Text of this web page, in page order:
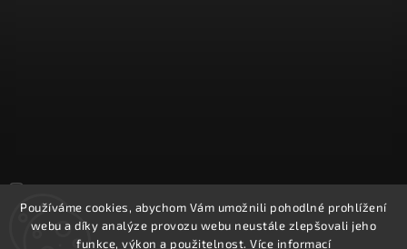
Používáme cookies, abychom Vám umožnili pohodlné prohlížení
webu a díky analýze provozu webu neustále zlepšovali jeho
funkce, výkon a použitelnost. Více informací
Copyright 2026REPROOBCHOD.cz. Všechna práva vyhrazena.